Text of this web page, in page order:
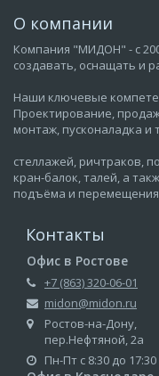
О компании
Компания "МИДОН" - с
создавать, оснащать и
Наши ключевые
Проектирование,
монтаж, пусконаладка и
стеллажей, ричтраков,
кран-балок, талей, а
подъёма и перемещения
Контакты
Офис в Ростове
+7 (863) 320-06-01
midon@midon.ru
Ростов-на-Дону,
пер.Нефтяной, 2а
Пн-Пт с 8:30 до 17:30